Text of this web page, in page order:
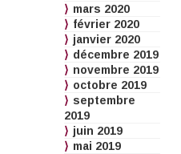
mars 2020
février 2020
janvier 2020
décembre 2019
novembre 2019
octobre 2019
septembre
2019
juin 2019
mai 2019